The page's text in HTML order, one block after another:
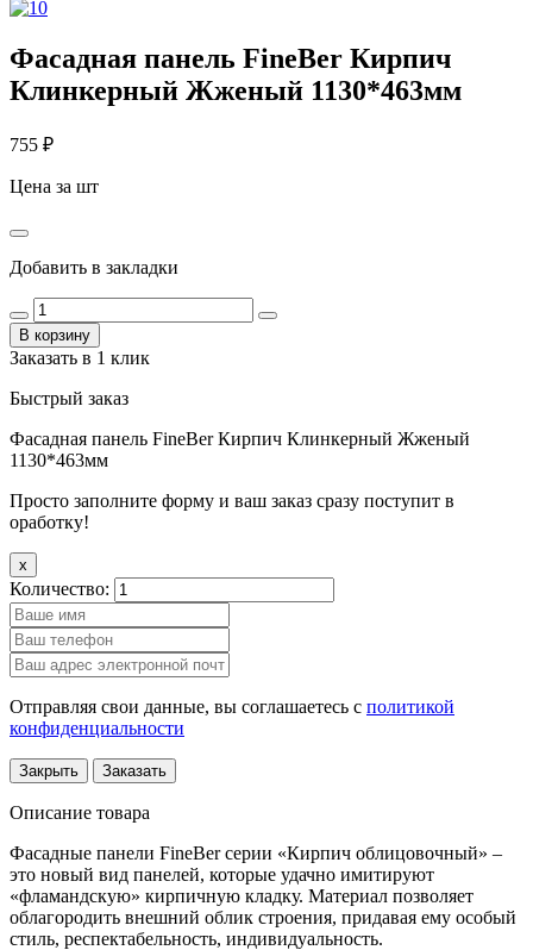
Фасадная панель FineBer Кирпич
Клинкерный Жженый 1130*463мм
755 ₽
Цена за шт
Добавить в закладки
В корзину
Заказать в 1 клик
Быстрый заказ
Фасадная панель FineBer Кирпич Клинкерный Жженый
1130*463мм
Просто заполните форму и ваш заказ сразу поступит в
оработку!
x
Количество:
Отправляя свои данные, вы соглашаетесь с политикой
конфиденциальности
Закрыть Заказать
Описание товара
Фасадные панели FineBer серии «Кирпич облицовочный» –
это новый вид панелей, которые удачно имитируют
«фламандскую» кирпичную кладку. Материал позволяет
облагородить внешний облик строения, придавая ему особый
стиль, респектабельность, индивидуальность.